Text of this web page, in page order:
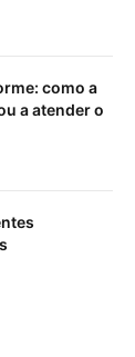
como a
a atender o